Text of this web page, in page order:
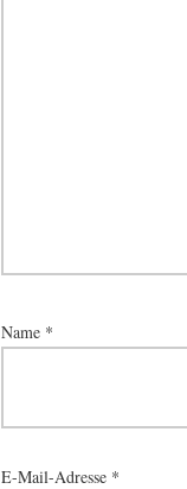
Name *
E-Mail-Adresse *